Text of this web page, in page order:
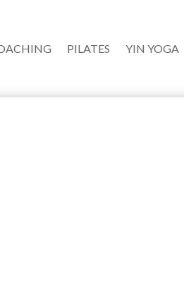
PILATES YIN YOGA